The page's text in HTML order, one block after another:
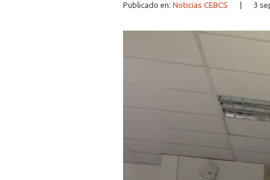
Publicado en: Noticias CEBCS 3